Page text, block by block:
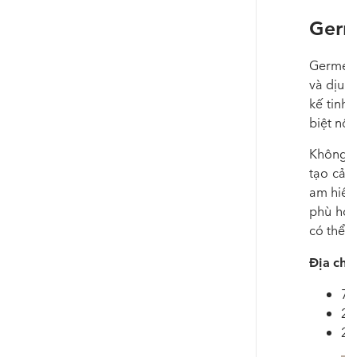
và
kế
biệt
tạo
am
phù
có
Địa